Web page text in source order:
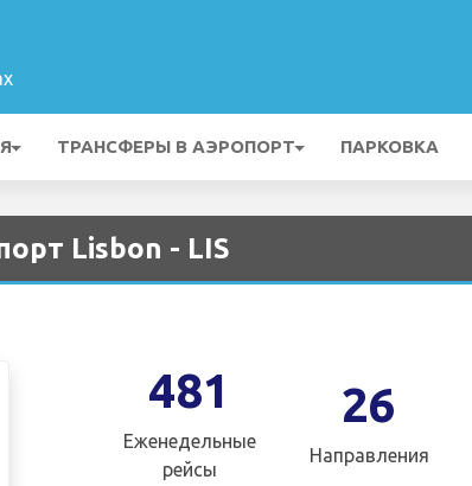
ТРАНСФЕРЫ В АЭРОПОРТ ПАРКОВКА
Lisbon - LIS
481
Еженедельные
рейсы
26
Направления